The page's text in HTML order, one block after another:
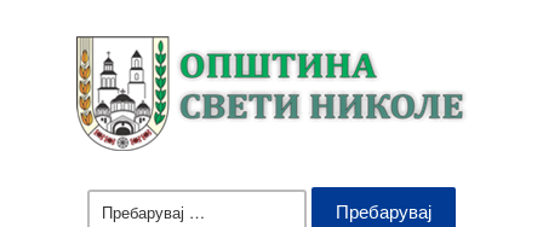
Пребарувај
за: